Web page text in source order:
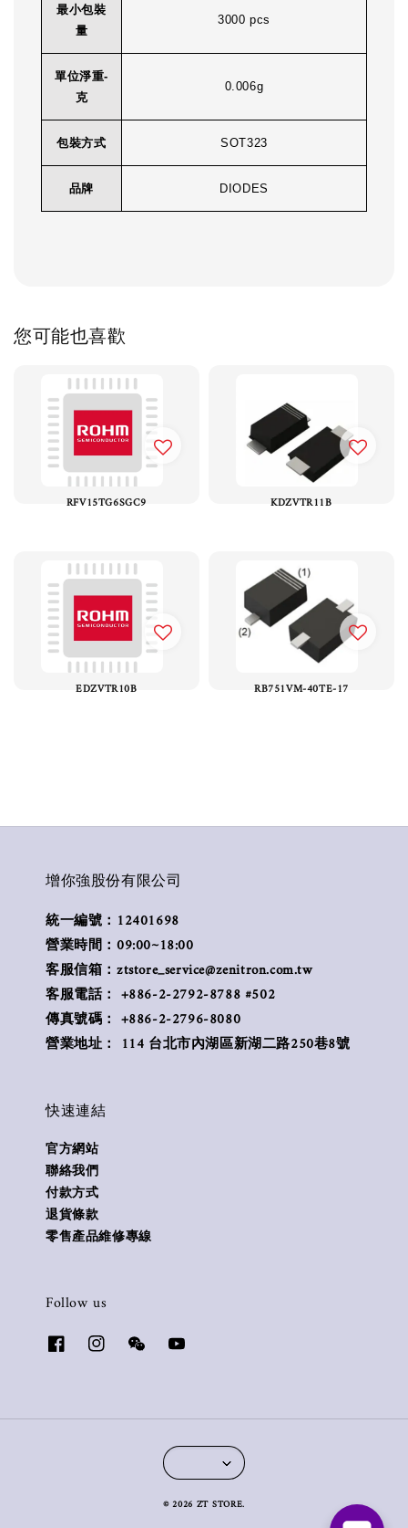
最小包裝
量
3000 pcs
單位淨重-
克
0.006g
包裝方式 SOT323
品牌 DIODES
您可能也喜歡
RFV15TG6SGC9 KDZVTR11B
EDZVTR10B RB751VM-40TE-17
增你強股份有限公司
統一編號：12401698
營業時間：09:00~18:00
客服信箱：ztstore_service@zenitron.com.tw
客服電話： +886-2-2792-8788 #502
傳真號碼： +886-2-2796-8080
營業地址： 114 台北市內湖區新湖二路250巷8號
快速連結
官方網站
聯絡我們
付款方式
退貨條款
零售產品維修專線
Follow us
© 2026 ZT STORE.